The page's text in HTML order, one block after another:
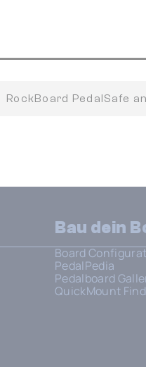
RockBoard PedalSafe
Bau dein
Board
PedalPedia
Pedalboard
QuickMount